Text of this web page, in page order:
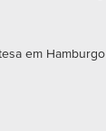
em Hamburgo